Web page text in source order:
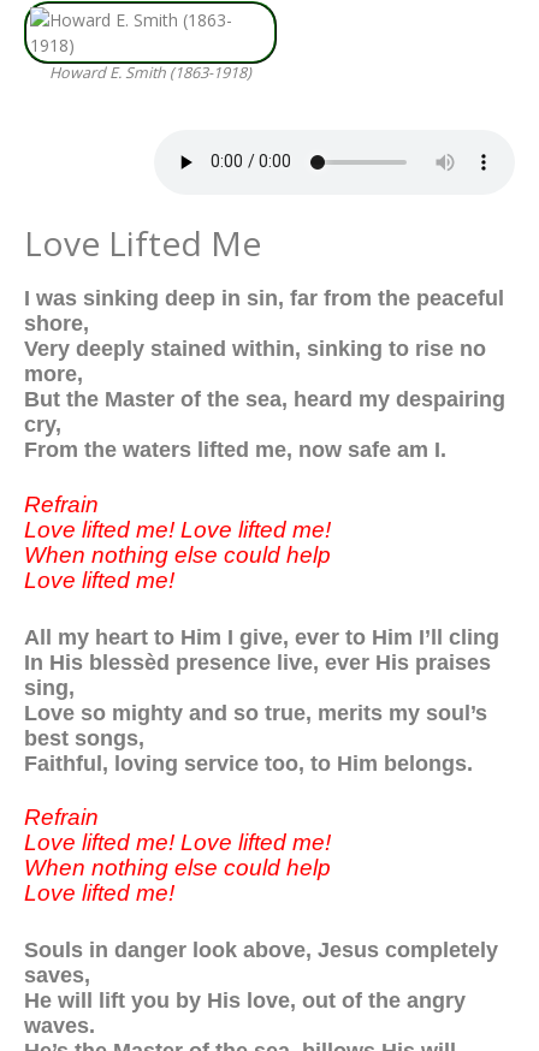
Howard E. Smith (1863-1918)
Love Lifted Me
I was sinking deep in sin, far from the peaceful
shore,
Very deeply stained within, sinking to rise no
more,
But the Master of the sea, heard my despairing
cry,
From the waters lifted me, now safe am I.
Refrain
Love lifted me! Love lifted me!
When nothing else could help
Love lifted me!
All my heart to Him I give, ever to Him I’ll cling
In His blessèd presence live, ever His praises
sing,
Love so mighty and so true, merits my soul’s
best songs,
Faithful, loving service too, to Him belongs.
Refrain
Love lifted me! Love lifted me!
When nothing else could help
Love lifted me!
Souls in danger look above, Jesus completely
saves,
He will lift you by His love, out of the angry
waves.